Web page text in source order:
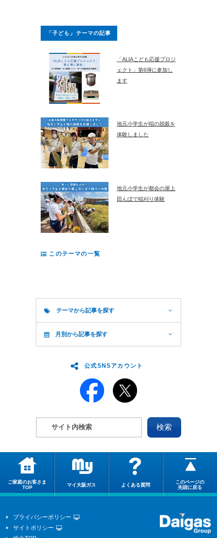
「子ども」テーマの記事
「ALIAこども応援プロジ
ェクト」第6弾に参加し
ます
地元小学生が稲の脱穀を
体験しました
地元小学生が都会の屋上
田んぼで稲刈り体験
このテーマの一覧
テーマから記事を探す
月別から記事を探す
公式SNSアカウント
ご家庭のお客さま
TOP
マイ大阪ガス よくある質問
このページの
先頭に戻る
プライバシーポリシー
サイトポリシー